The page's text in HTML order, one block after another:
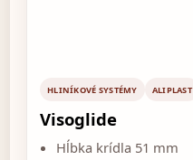
HLINÍKOVÉ SYSTÉMY ALIPLAST
Visoglide
Hĺbka krídla 51 mm